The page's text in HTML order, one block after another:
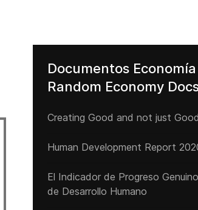
Documentos
Random Economy
Creating Good and not just
Human Development Report
El Indicador de Progreso
de Desarrollo Humano